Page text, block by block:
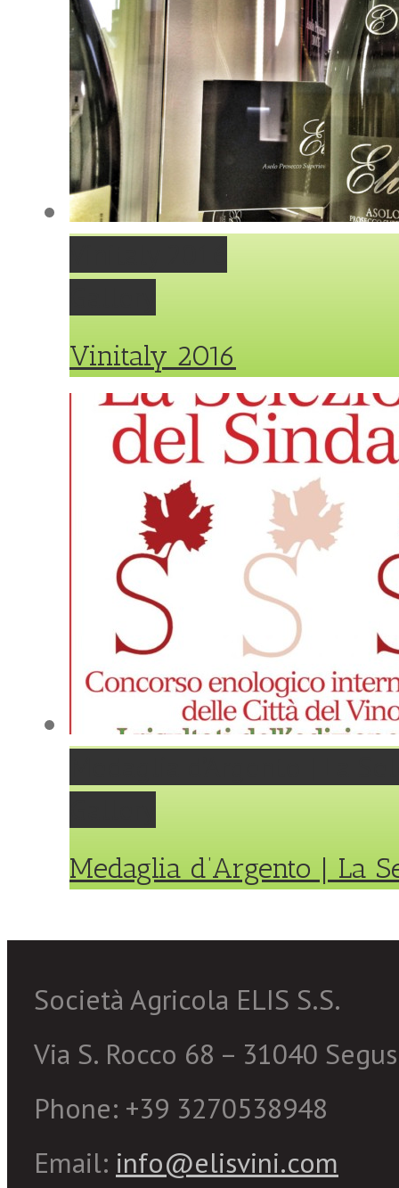
Vinitaly 2016
Medaglia d’Argento | La
Società Agricola ELIS S.S.
Via S. Rocco 68 – 31040
Phone: +39 3270538948
Email: info@elisvini.com